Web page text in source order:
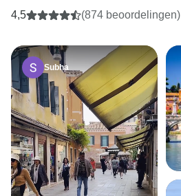
4,5 (874 beoordelingen)
Subha